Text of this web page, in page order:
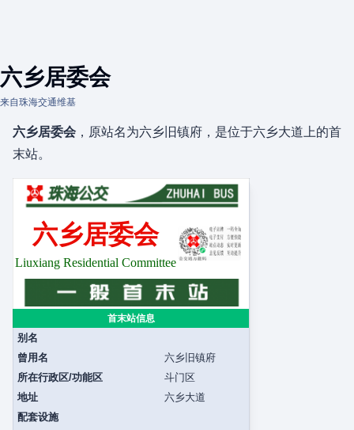
六乡居委会
来自珠海交通维基
六乡居委会 ，原站名为六乡旧镇府，是位于六乡大道上的首
末站。
六乡居委会
Liuxiang Residential Committee
首末站信息
别名
曾用名
六乡旧镇府
所在行政区/功能区
斗门区
地址
六乡大道
配套设施